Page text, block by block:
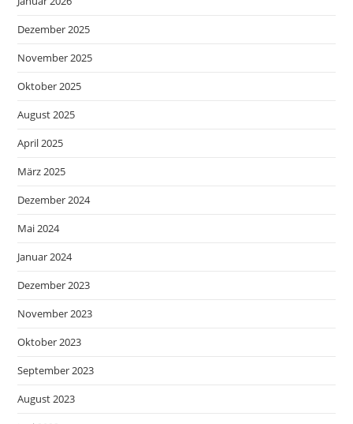
Dezember 2025
November 2025
Oktober 2025
August 2025
April 2025
März 2025
Dezember 2024
Mai 2024
Januar 2024
Dezember 2023
November 2023
Oktober 2023
September 2023
August 2023